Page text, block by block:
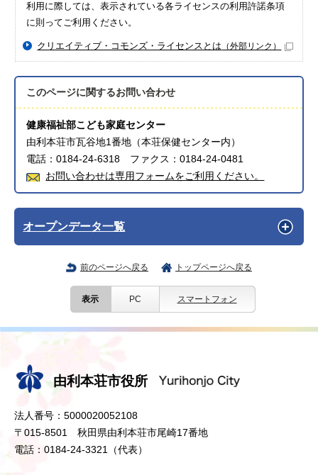
利用に際しては、表示されている各ライセンスの利用許諾条項
に則ってご利用ください。
クリエイティブ・コモンズ・ライセンスとは （外部リンク）
このページに関するお問い合わせ
健康福祉部こども家庭センター
由利本荘市瓦谷地1番地（本荘保健センター内）
電話：0184-24-6318 ファクス：0184-24-0481
お問い合わせは専用フォームをご利用ください。
オープンデータ一覧
前のページへ戻る トップページへ戻る
表示 PC スマートフォン
由利本荘市役所
法人番号：5000020052108
〒015-8501 秋田県由利本荘市尾崎17番地
電話：0184-24-3321（代表）